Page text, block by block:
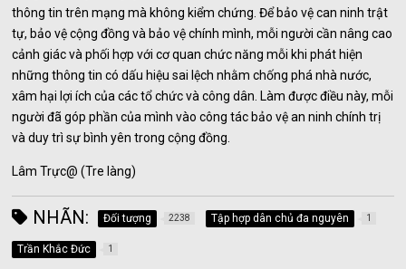
thông tin trên mạng mà không kiểm chứng. Để bảo vệ can ninh trật
tự, bảo vệ cộng đồng và bảo vệ chính mình, mỗi người cần nâng cao
cảnh giác và phối hợp với cơ quan chức năng mỗi khi phát hiện
những thông tin có dấu hiệu sai lệch nhằm chống phá nhà nước,
xâm hại lợi ích của các tổ chức và công dân. Làm được điều này, mỗi
người đã góp phần của mình vào công tác bảo vệ an ninh chính trị
và duy trì sự bình yên trong cộng đồng.
Lâm Trực@ (Tre làng)
NHÃN: Đối tượng 2238 Tập hợp dân chủ đa nguyên 1
Trần Khắc Đức 1